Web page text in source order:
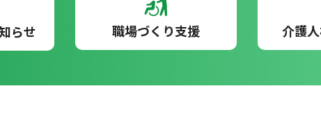
らせ 職場づくり支援 介護